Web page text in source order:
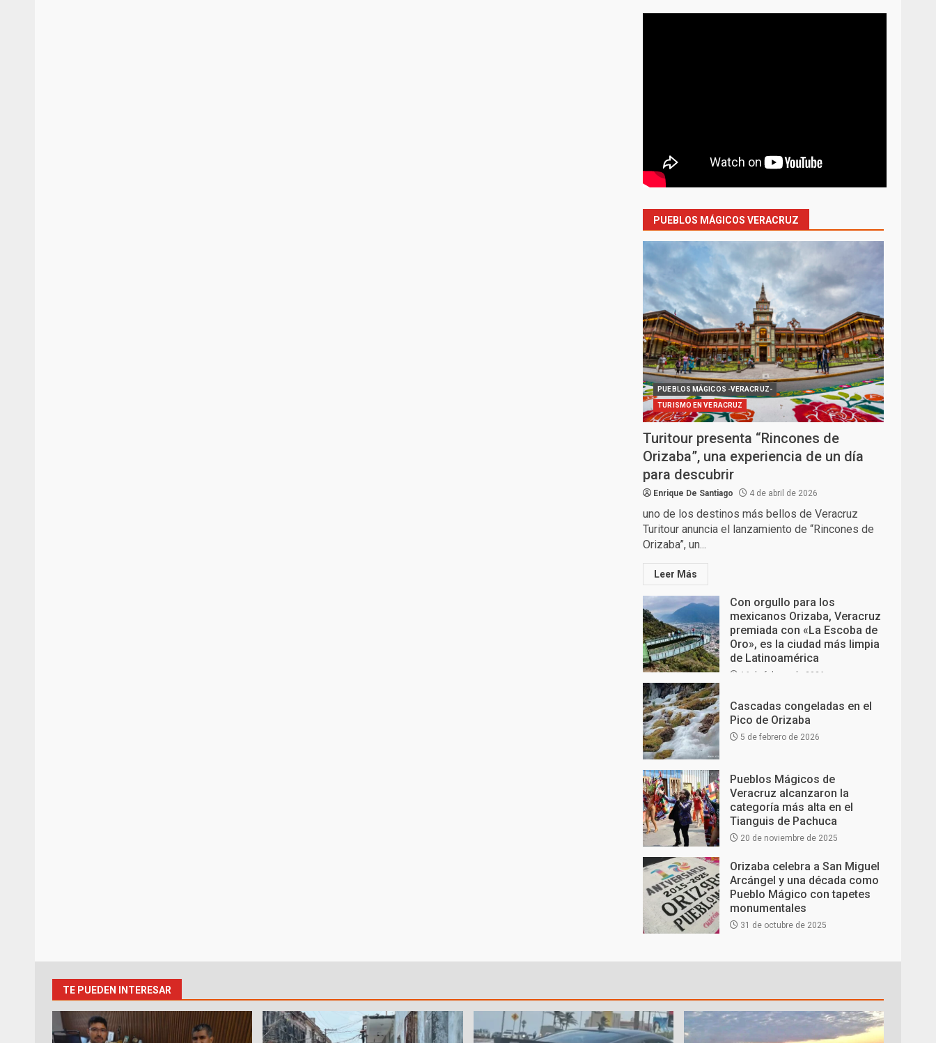
PUEBLOS MÁGICOS VERACRUZ
PUEBLOS MÁGICOS -VERACRUZ-
TURISMO EN VERACRUZ
Turitour presenta “Rincones de
Orizaba”, una experiencia de un día
para descubrir
Enrique De Santiago 4 de abril de 2026
uno de los destinos más bellos de Veracruz
Turitour anuncia el lanzamiento de “Rincones de
Orizaba”, un...
Leer Más
Con orgullo para los
mexicanos Orizaba, Veracruz
premiada con «La Escoba de
Oro», es la ciudad más limpia
de Latinoamérica
16 de febrero de 2026
Cascadas congeladas en el
Pico de Orizaba
5 de febrero de 2026
Pueblos Mágicos de
Veracruz alcanzaron la
categoría más alta en el
Tianguis de Pachuca
20 de noviembre de 2025
Orizaba celebra a San Miguel
Arcángel y una década como
Pueblo Mágico con tapetes
monumentales
31 de octubre de 2025
TE PUEDEN INTERESAR